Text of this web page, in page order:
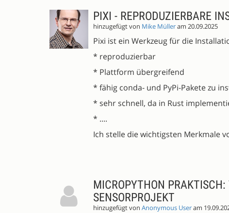
PIXI - REPRODUZIERBARE
hinzugefügt von Mike Mülleram 20.09.2025
Pixi ist ein Werkzeug für die
* reproduzierbar
* Plattform übergreifend
* fähig conda- und PyPi-Pakete zu
* sehr schnell, da in Rust
* ....
Ich stelle die wichtigsten Merkmale
MICROPYTHON
SENSORPROJEKT
hinzugefügt von Anonymous Useram